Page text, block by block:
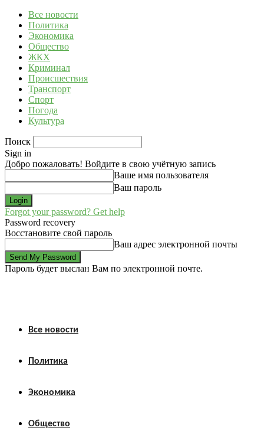
Все новости
Политика
Экономика
Общество
ЖКХ
Криминал
Происшествия
Транспорт
Спорт
Погода
Культура
Поиск
Sign in
Добро пожаловать! Войдите в свою учётную запись
Ваше имя пользователя
Ваш пароль
Forgot your password? Get help
Password recovery
Восстановите свой пароль
Ваш адрес электронной почты
Пароль будет выслан Вам по электронной почте.
Все новости
Политика
Экономика
Общество